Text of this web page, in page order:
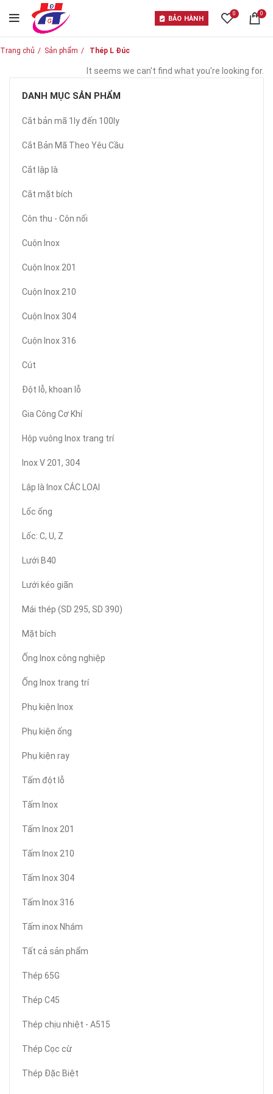
BẢO HÀNH
0 0
Trang chủ Sản phẩm Thép L Đúc
DANH MỤC SẢN PHẨM
Cắt bản mã 1ly đến 100ly
Cắt Bản Mã Theo Yêu Cầu
Cắt lập là
Cắt mặt bích
Côn thu - Côn nối
Cuộn Inox
Cuộn Inox 201
Cuộn Inox 210
Cuộn Inox 304
Cuộn Inox 316
Cút
Đột lỗ, khoan lỗ
Gia Công Cơ Khí
Hộp vuông Inox trang trí
Inox V 201, 304
Lập là Inox CÁC LOẠI
Lốc ống
Lốc: C, U, Z
Lưới B40
Lưới kéo giãn
Mái thép (SD 295, SD 390)
Mặt bích
Ống Inox công nghiệp
Ống Inox trang trí
Phụ kiện Inox
Phụ kiện ống
Phụ kiện ray
Tấm đột lỗ
Tấm Inox
Tấm Inox 201
Tấm Inox 210
Tấm Inox 304
Tấm Inox 316
Tấm inox Nhám
Tất cả sản phẩm
Thép 65G
Thép C45
Thép chịu nhiệt - A515
Thép Cọc cừ
Thép Đặc Biệt
It seems we can't find what you're looking for.